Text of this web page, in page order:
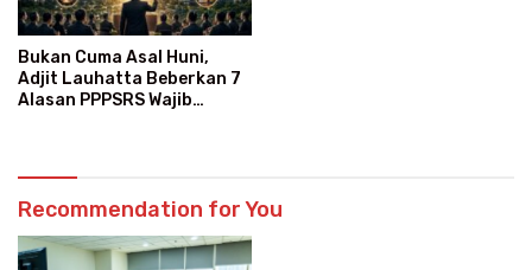
Bukan Cuma Asal Huni,
Adjit Lauhatta Beberkan 7
Alasan PPPSRS Wajib
Recommendation for You